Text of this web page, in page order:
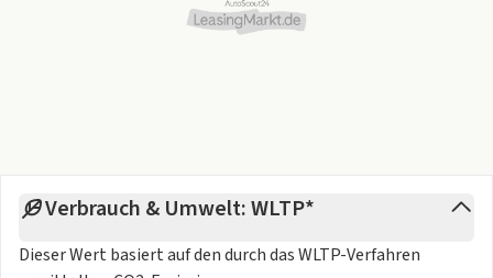
- ATA / Aussentemperaturanzeige
- teilbare Rücksitzbank/-Lehne
- Alufelgen 17 Zoll
Verbrauch & Umwelt: WLTP*
Dieser Wert basiert auf den durch dasWLTP-Verfahren